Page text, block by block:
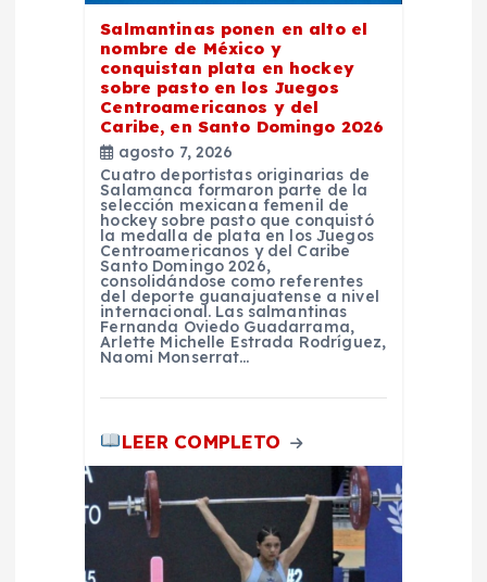
Salmantinas ponen en alto el
nombre de México y
conquistan plata en hockey
sobre pasto en los Juegos
Centroamericanos y del
Caribe, en Santo Domingo 2026
agosto 7, 2026
Cuatro deportistas originarias de
Salamanca formaron parte de la
selección mexicana femenil de
hockey sobre pasto que conquistó
la medalla de plata en los Juegos
Centroamericanos y del Caribe
Santo Domingo 2026,
consolidándose como referentes
del deporte guanajuatense a nivel
internacional. Las salmantinas
Fernanda Oviedo Guadarrama,
Arlette Michelle Estrada Rodríguez,
Naomi Monserrat…
LEER COMPLETO